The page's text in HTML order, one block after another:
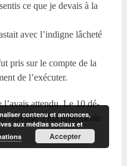
ce que je devais à la
avec l’indigne lâcheté
pris sur le compte de la
de l’exécuter.
attendu. Le 10 dé-
réponse à ma précédente
contenu et annonces,
aux médias sociaux et
Accepter